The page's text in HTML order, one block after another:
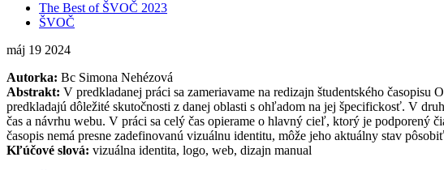
The Best of ŠVOČ 2023
ŠVOČ
máj 19 2024
Autorka: Bc Simona Nehézová
Abstrakt: V predkladanej práci sa zameriavame na redizajn študentského
predkladajú dôležité skutočnosti z danej oblasti s ohľadom na jej špecifickosť. V
čas a návrhu webu. V práci sa celý čas opierame o hlavný cieľ, ktorý je podporený
časopis nemá presne zadefinovanú vizuálnu identitu, môže jeho aktuálny stav
Kľúčové slová: vizuálna identita, logo, web, dizajn manual